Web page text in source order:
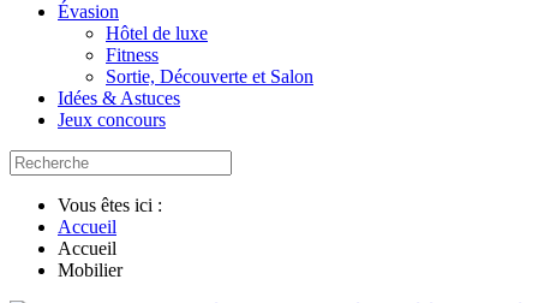
Évasion
Hôtel de luxe
Fitness
Sortie, Découverte et Salon
Idées & Astuces
Jeux concours
Vous êtes ici :
Accueil
Accueil
Mobilier